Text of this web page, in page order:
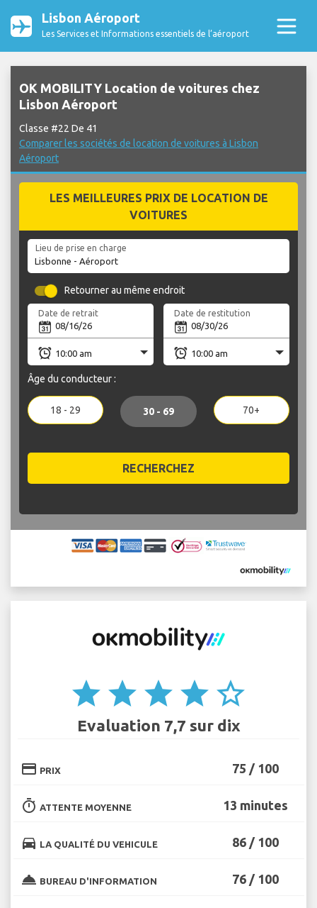
Lisbon Aéroport
Les Services et Informations essentiels de l’aéroport
OK MOBILITY Location de voitures chez
Lisbon Aéroport
Classe #22 De 41
Comparer les sociétés de location de voitures à Lisbon
Aéroport
LES MEILLEURES PRIX DE LOCATION DE
VOITURES
Lieu de prise en charge
Retourner au même endroit
Date de retrait Date de restitution
Âge du conducteur :
18 - 29 30 - 69 70+
RECHERCHEZ
star star star star star_border
Evaluation 7,7 sur dix
credit_card PRIX 75 / 100
timer ATTENTE MOYENNE 13 minutes
directions_car LA QUALITÉ DU VEHICULE 86 / 100
room_service BUREAU D'INFORMATION 76 / 100